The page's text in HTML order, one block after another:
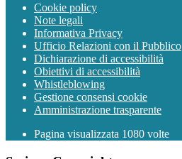
Cookie policy
Note legali
Informativa Privacy
Ufficio Relazioni con il Pubblico
Dichiarazione di accessibilità
Obiettivi di accessibilità
Whistleblowing
Gestione consensi cookie
Amministrazione trasparente
Pagina visualizzata 1080 volte